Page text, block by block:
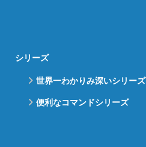
シリーズ
世界一わかりみ深いシリーズ
便利なコマンドシリーズ